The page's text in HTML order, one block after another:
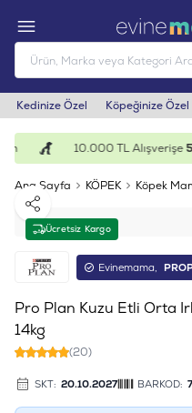
Kedinize Özel Köpeğinize Özel
10.000 TL Alışverişe
Ana Sayfa KÖPEK Köpek
Ücretsiz Kargo
Paylaş
Evinemama,
Pro Plan Kuzu Etli Orta
14kg
(20)
SKT: 20.10.2027 BARKOD: